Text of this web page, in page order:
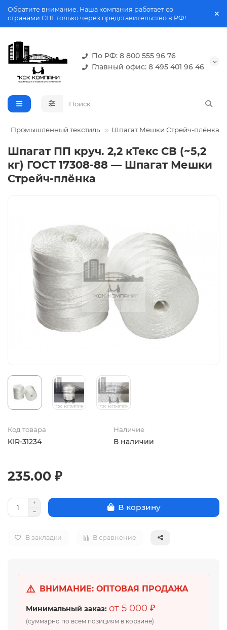
Обратите внимание. Наша компания работает со
странами СНГ только через представительство в РФ!
По РФ: 8 800 555 96 76
Главный офис: 8 495 401 96 46
Промышленный текстиль Шпагат Мешки Стрейч-плёнка
Шпагат ПП круч. 2,2 кТекс СВ (~5,2
кг) ГОСТ 17308-88 — Шпагат Мешки
Стрейч-плёнка
Код товара
KIR-31234
Наличие
В наличии
235.00 ₽
В корзину
В закладки В сравнение
⚠️ ВНИМАНИЕ: ОПТОВАЯ ПРОДАЖА
Минимальный заказ: от 5 000 ₽
(суммарно по всем позициям в корзине)